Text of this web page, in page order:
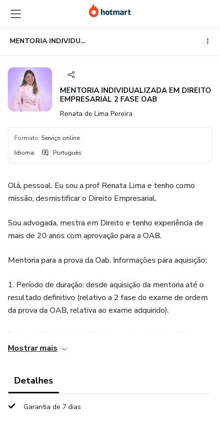
para
o
conteúdo
principal
para
o
pagamento
para
o
rodapé
MENTORIA INDIVIDUALIZADA EM DIREITO EMPRESARIAL 2 FASE OAB
MENTORIA INDIVIDUALIZADA EM DIREITO
EMPRESARIAL 2 FASE OAB
Renata de Lima Pereira
Formato: Serviço online
Idioma: Português
Olá, pessoal. Eu sou a prof Renata Lima e tenho como
missão, desmistificar o Direito Empresarial.
Sou advogada, mestra em Direito e tenho experiência de
mais de 20 anos com aprovação para a OAB.
Mentoria para a prova da Oab. Informações para aquisição:
1. Período de duração: desde aquisição da mentoria até o
resultado definitivo (relativo a 2 fase do exame de ordem
da prova da OAB, relativa ao exame adquirido).
para fins de interação e solução de dúvidas, por ela mesma
contado a partir da aquisição, não retroativo), via meeting
Mostrar mais
Detalhes
Garantia de 7 dias